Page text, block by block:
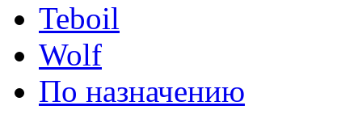
Teboil
Wolf
По назначению